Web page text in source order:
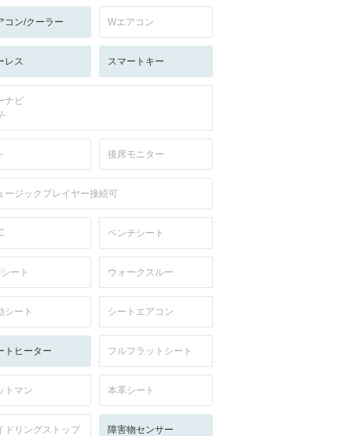
コン/クーラー Wエアコン
レス スマートキー
ナビ
後席モニター
ージックプレイヤー接続可
ベンチシート
ート ウォークスルー
シート シートエアコン
トヒーター フルフラットシート
トマン 本革シート
ドリングストップ 障害物センサー